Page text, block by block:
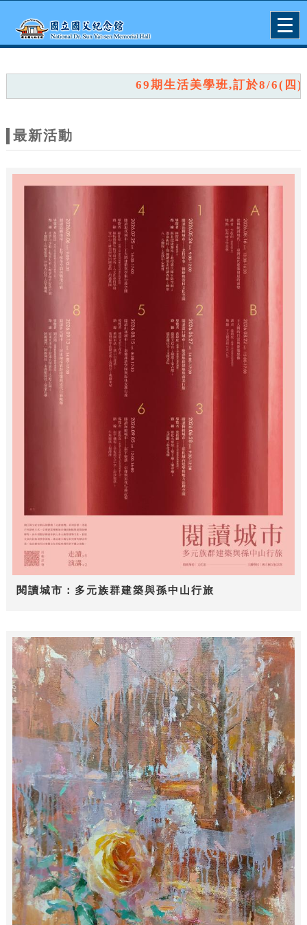
網
站
主
題
69期生活美學班,訂於8/6(四)上午
最新活動
閱讀城市：多元族群建築與孫中山行旅